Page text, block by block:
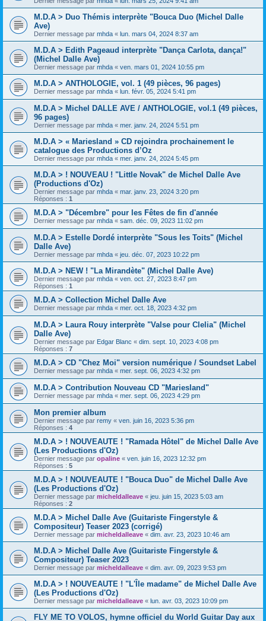
M.D.A > Duo Thémis interprète "Bouca Duo (Michel Dalle
Ave)
Dernier message par mhda « lun. mars 04, 2024 8:37 am
M.D.A > Edith Pageaud interprète "Dança Carlota, dança!"
(Michel Dalle Ave)
Dernier message par mhda « ven. mars 01, 2024 10:55 pm
M.D.A > ANTHOLOGIE, vol. 1 (49 pièces, 96 pages)
Dernier message par mhda « lun. févr. 05, 2024 5:41 pm
M.D.A > Michel DALLE AVE / ANTHOLOGIE, vol.1 (49 pièces,
96 pages)
Dernier message par mhda « mer. janv. 24, 2024 5:51 pm
M.D.A > « Mariesland » CD rejoindra prochainement le
catalogue des Productions d’Oz
Dernier message par mhda « mer. janv. 24, 2024 5:45 pm
M.D.A > ! NOUVEAU ! "Little Novak" de Michel Dalle Ave
(Productions d'Oz)
Dernier message par mhda « mar. janv. 23, 2024 3:20 pm
Réponses : 1
M.D.A > "Décembre" pour les Fêtes de fin d'année
Dernier message par mhda « sam. déc. 09, 2023 11:02 pm
M.D.A > Estelle Dordé interprète "Sous les Toits" (Michel
Dalle Ave)
Dernier message par mhda « jeu. déc. 07, 2023 10:22 pm
M.D.A > NEW ! "La Mirandète" (Michel Dalle Ave)
Dernier message par mhda « ven. oct. 27, 2023 8:47 pm
Réponses : 1
M.D.A > Collection Michel Dalle Ave
Dernier message par mhda « mer. oct. 18, 2023 4:32 pm
M.D.A > Laura Rouy interprète "Valse pour Clelia" (Michel
Dalle Ave)
Dernier message par Edgar Blanc « dim. sept. 10, 2023 4:08 pm
Réponses : 7
M.D.A > CD "Chez Moi" version numérique / Soundset Label
Dernier message par mhda « mer. sept. 06, 2023 4:32 pm
M.D.A > Contribution Nouveau CD "Mariesland"
Dernier message par mhda « mer. sept. 06, 2023 4:29 pm
Mon premier album
Dernier message par remy « ven. juin 16, 2023 5:36 pm
Réponses : 4
M.D.A > ! NOUVEAUTE ! "Ramada Hôtel" de Michel Dalle Ave
(Les Productions d'Oz)
Dernier message par opaline « ven. juin 16, 2023 12:32 pm
Réponses : 5
M.D.A > ! NOUVEAUTE ! "Bouca Duo" de Michel Dalle Ave
(Les Productions d'Oz)
Dernier message par micheldalleave « jeu. juin 15, 2023 5:03 am
Réponses : 2
M.D.A > Michel Dalle Ave (Guitariste Fingerstyle &
Compositeur) Teaser 2023 (corrigé)
Dernier message par micheldalleave « dim. avr. 23, 2023 10:46 am
M.D.A > Michel Dalle Ave (Guitariste Fingerstyle &
Compositeur) Teaser 2023
Dernier message par micheldalleave « dim. avr. 09, 2023 9:53 pm
M.D.A > ! NOUVEAUTE ! "L'Île madame" de Michel Dalle Ave
(Les Productions d'Oz)
Dernier message par micheldalleave « lun. avr. 03, 2023 10:09 pm
FLY ME TO VOLOS, hymne officiel du World Guitar Day aux